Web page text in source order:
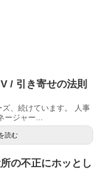
/ 引き寄せの法則
、続けています。 人事
ージャー...
読む
の不正にホッとし